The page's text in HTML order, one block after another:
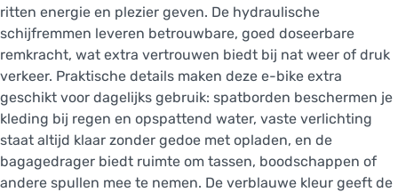
ritten energie en plezier geven. De hydraulische
schijfremmen leveren betrouwbare, goed doseerbare
remkracht, wat extra vertrouwen biedt bij nat weer of druk
verkeer. Praktische details maken deze e-bike extra
geschikt voor dagelijks gebruik: spatborden beschermen je
kleding bij regen en opspattend water, vaste verlichting
staat altijd klaar zonder gedoe met opladen, en de
bagagedrager biedt ruimte om tassen, boodschappen of
andere spullen mee te nemen. De verblauwe kleur geeft de